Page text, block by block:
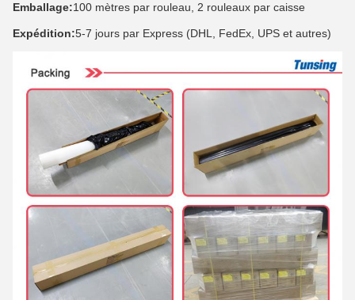
Emballage:100 mètres par rouleau, 2 rouleaux par caisse
Expédition:5-7 jours par Express (DHL, FedEx, UPS et autres)